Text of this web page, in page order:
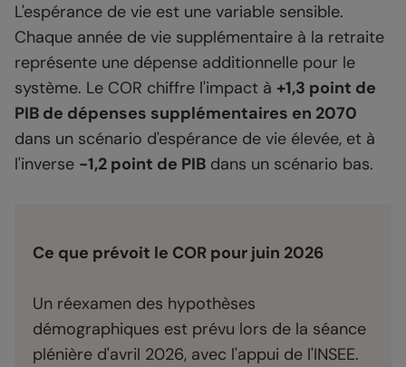
L'espérance de vie est une variable sensible.
Chaque année de vie supplémentaire à la retraite
représente une dépense additionnelle pour le
système. Le COR chiffre l'impact à +1,3 point de
PIB de dépenses supplémentaires en 2070
dans un scénario d'espérance de vie élevée, et à
l'inverse -1,2 point de PIB dans un scénario bas.
Ce que prévoit le COR pour juin 2026
Un réexamen des hypothèses
démographiques est prévu lors de la séance
plénière d'avril 2026, avec l'appui de l'INSEE.